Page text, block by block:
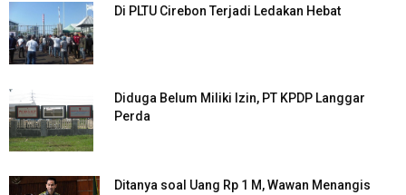
Di PLTU Cirebon Terjadi Ledakan Hebat
Diduga Belum Miliki Izin, PT KPDP Langgar
Perda
Ditanya soal Uang Rp 1 M, Wawan Menangis